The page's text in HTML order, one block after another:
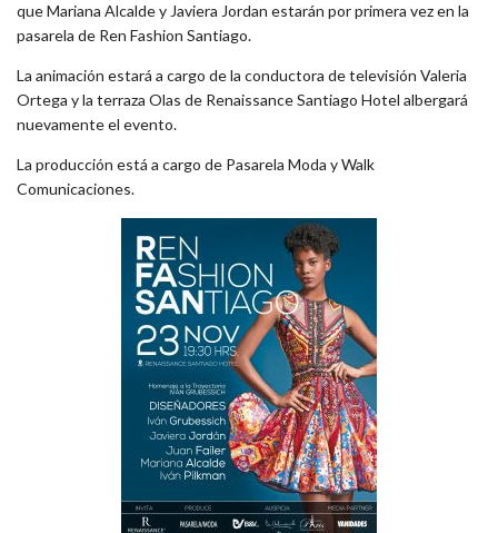
que Mariana Alcalde y Javiera Jordan estarán por primera vez en la
pasarela de Ren Fashion Santiago.
La animación estará a cargo de la conductora de televisión Valeria
Ortega y la terraza Olas de Renaissance Santiago Hotel albergará
nuevamente el evento.
La producción está a cargo de Pasarela Moda y Walk
Comunicaciones.